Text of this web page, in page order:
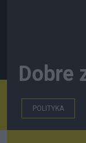
Dobre
POLITYKA